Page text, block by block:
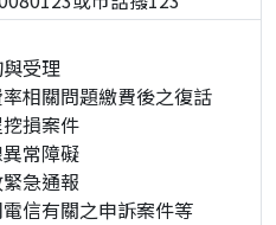
受理
相關問題繳費後之復話
損案件
常障礙
急通報
信有關之申訴案件等